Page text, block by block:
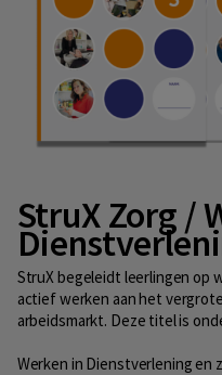
StruX Zorg /
StruX begeleidt leerlingen op
actief werken aan het
arbeidsmarkt. Deze titel is
Werken in Dienstverlening en